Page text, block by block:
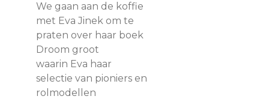
We gaan aan de koffie
met Eva Jinek om te
praten over haar boek
Droom groot
waarin Eva haar
selectie van pioniers en
rolmodellen